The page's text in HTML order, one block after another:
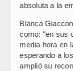
absoluta a la
Blanca
como: “en sus
media hora en
esperando a
amplió su